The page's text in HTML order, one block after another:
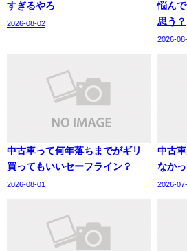
すぎるやろ
2026-08-02
悩ん
思う？
2026-
中古車って何年落ちまでがギリ
買ってもいいセーフライン？
2026-08-01
中古
なか
2026-